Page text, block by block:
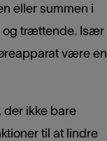
eller summen i
og trættende. Især
være en
der ikke bare
til at lindre